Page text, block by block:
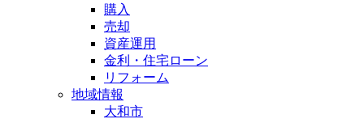
購入
売却
資産運用
金利・住宅ローン
リフォーム
地域情報
大和市